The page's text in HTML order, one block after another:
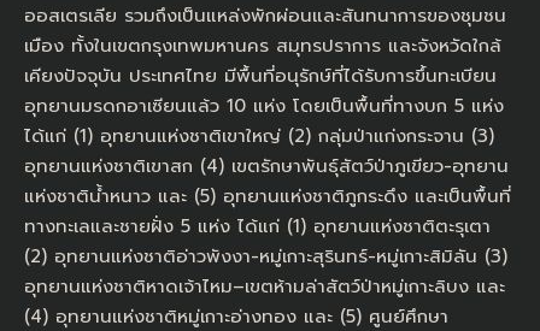
ออสเตรเลีย รวมถึงเป็นแหล่งพักผ่อนและสันทนาการของชุมชน
เมือง ทั้งในเขตกรุงเทพมหานคร สมุทรปราการ และจังหวัดใกล้
เคียงปัจจุบัน ประเทศไทย มีพื้นที่อนุรักษ์ที่ได้รับการขึ้นทะเบียน
อุทยานมรดกอาเซียนแล้ว 10 แห่ง โดยเป็นพื้นที่ทางบก 5 แห่ง
ได้แก่ (1) อุทยานแห่งชาติเขาใหญ่ (2) กลุ่มป่าแก่งกระจาน (3)
อุทยานแห่งชาติเขาสก (4) เขตรักษาพันธุ์สัตว์ป่าภูเขียว-อุทยาน
แห่งชาติน้ำหนาว และ (5) อุทยานแห่งชาติภูกระดึง และเป็นพื้นที่
ทางทะเลและชายฝั่ง 5 แห่ง ได้แก่ (1) อุทยานแห่งชาติตะรุเตา
(2) อุทยานแห่งชาติอ่าวพังงา-หมู่เกาะสุรินทร์-หมู่เกาะสิมิลัน (3)
อุทยานแห่งชาติหาดเจ้าไหม–เขตห้ามล่าสัตว์ป่าหมู่เกาะลิบง และ
(4) อุทยานแห่งชาติหมู่เกาะอ่างทอง และ (5) ศูนย์ศึกษา